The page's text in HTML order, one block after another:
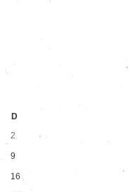
D
2
9
16